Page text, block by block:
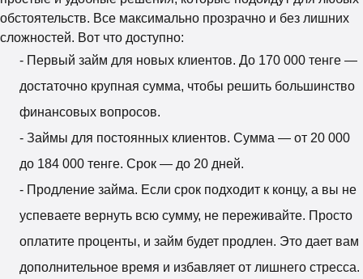
обстоятельств. Все максимально прозрачно и без лишних
сложностей. Вот что доступно:
- Первый займ для новых клиентов. До 170 000 тенге —
достаточно крупная сумма, чтобы решить большинство
финансовых вопросов.
- Займы для постоянных клиентов. Сумма — от 20 000
до 184 000 тенге. Срок — до 20 дней.
- Продление займа. Если срок подходит к концу, а вы не
успеваете вернуть всю сумму, не переживайте. Просто
оплатите проценты, и займ будет продлен. Это дает вам
дополнительное время и избавляет от лишнего стресса.